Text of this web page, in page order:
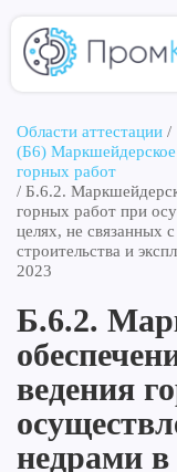
Области аттестации /
(Б6) Маркшейдерское
горных работ
/ Б.6.2.
горных работ при
целях, не связанных
строительства и
2023
Б.6.2.
ведения
недрами в